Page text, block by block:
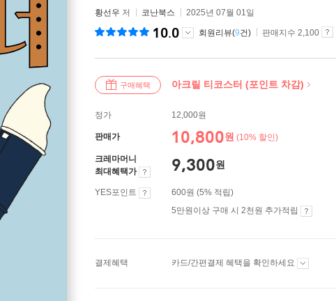
황선우 저 코난북스 2025년 07월 01일
10.0 회원리뷰(9건) 판매지수 2,100
구매혜택 아크릴 티코스터 (포인트 차감)
정가 12,000원
판매가 10,800원 (10% 할인)
크레마머니
최대혜택가
9,300원
YES포인트
600원 (5% 적립)
5만원이상 구매 시 2천원 추가적립
결제혜택 카드/간편결제 혜택을 확인하세요